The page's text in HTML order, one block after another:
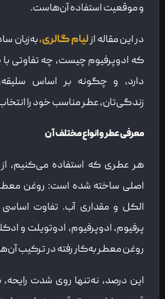
و موقعیت استفاده آن‌هاست.
در این مقاله ازلیام گالری،به‌زبان
که ادوپرفیوم چیست، چه تفاوتی با
دارد، و چگونه بر اساس
زندگی‌تان، عطر مناسب خود را
معرفی عطر و انواع مختلف آن
هر عطری که استفاده می‌کنیم،
الکل و مقداری آب. تفاوت اساسی
پرفیوم، ادوپرفیوم، ادوتویلت و
روغن معطر به‌کار رفته در ترکیب
این درصد، نه‌تنها روی شدت رایحه،